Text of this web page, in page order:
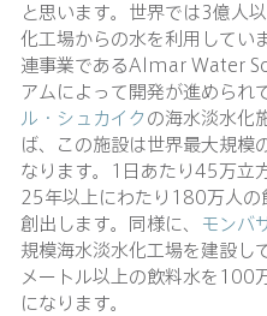
と思います。世界では3億人
化工場からの水を利用してい
連事業であるAlmar Water
アムによって開発が進められ
ル・シュカイクの海水淡水化
ば、この施設は世界最大規模
なります。1日あたり45万立
25年以上にわたり180万人
創出します。同様に、 モンバ
規模海水淡水化工場を建設
メートル以上の飲料水を100
になります。